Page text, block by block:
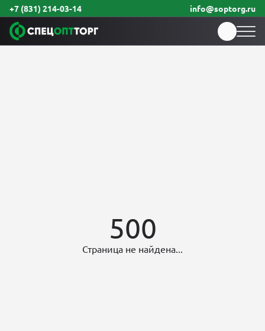
+7 (831) 214-03-14 info@soptorg.ru
500
Страница не найдена...